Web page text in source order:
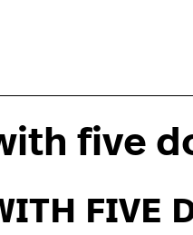
five
with